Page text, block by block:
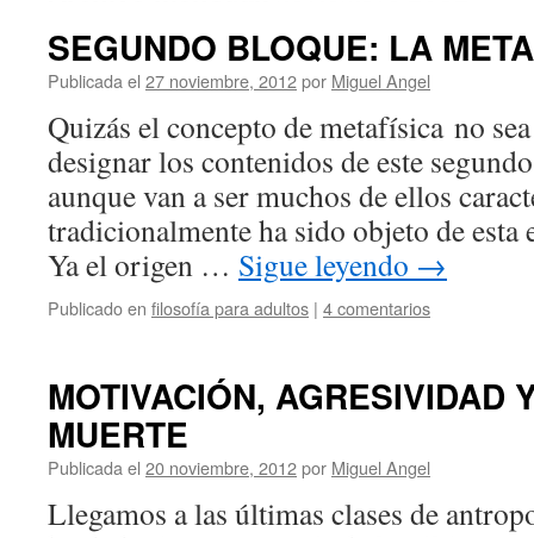
SEGUNDO BLOQUE: LA
Publicada el 27 noviembre, 2012por Miguel Angel
Quizás el concepto de metafísica no
designar los contenidos de este
aunque van a ser muchos de ellos
tradicionalmente ha sido objeto de
Ya el origen … Sigue leyendo →
Publicado en filosofía para adultos | 4 comentarios
MOTIVACIÓN, AGRESIVIDAD
MUERTE
Publicada el 20 noviembre, 2012por Miguel Angel
Llegamos a las últimas clases de